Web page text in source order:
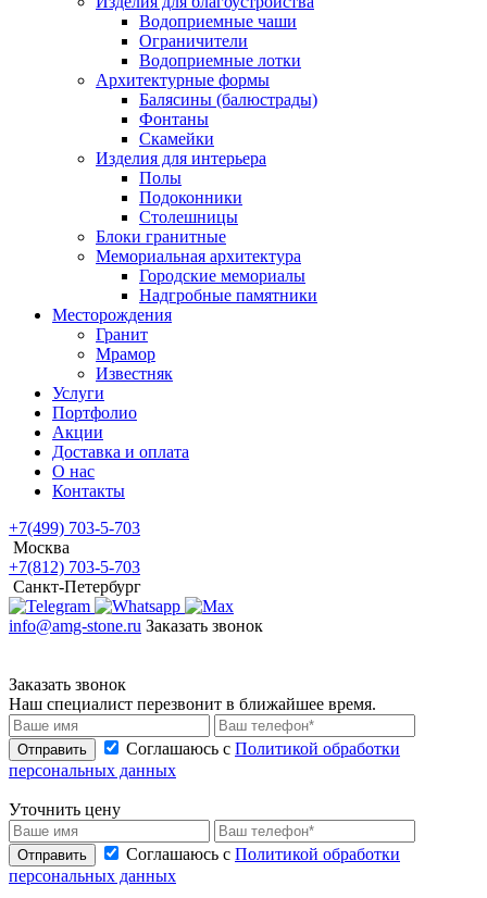
Водоприемные чаши
Ограничители
Водоприемные лотки
Архитектурные формы
Балясины (балюстрады)
Фонтаны
Скамейки
Изделия для интерьера
Полы
Подоконники
Столешницы
Блоки гранитные
Мемориальная архитектура
Городские мемориалы
Надгробные памятники
Месторождения
Гранит
Мрамор
Известняк
Услуги
Портфолио
Акции
Доставка и оплата
О нас
Контакты
+7(499) 703-5-703
Москва
+7(812) 703-5-703
Санкт-Петербург
info@amg-stone.ru Заказать звонок
Заказать звонок
Наш специалист перезвонит в ближайшее время.
Отправить Соглашаюсь с Политикой обработки
персональных данных
Уточнить цену
Отправить Соглашаюсь с Политикой обработки
персональных данных